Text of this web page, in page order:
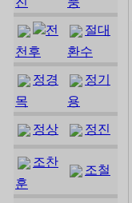
전
천후
절대
환수
정경
목
정기
용
정상 정진
조찬
훈
조철